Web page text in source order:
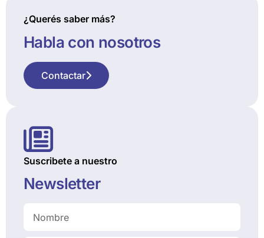
¿Querés saber más?
Habla con nosotros
Contactar
Suscribete a nuestro
Newsletter